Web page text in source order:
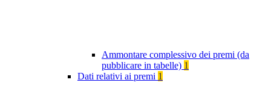
Ammontare complessivo dei premi (da
pubblicare in tabelle) 1
Dati relativi ai premi 1